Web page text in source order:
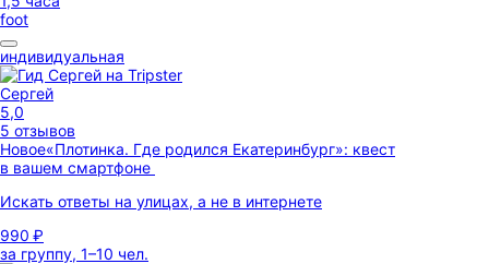
foot
индивидуальная
Сергей
5,0
5 отзывов
Новое«Плотинка. Где родился Екатеринбург»: квест
в вашем смартфоне
Искать ответы на улицах, а не в интернете
990 ₽
за группу, 1–10 чел.